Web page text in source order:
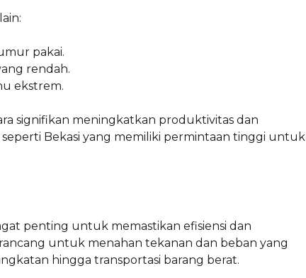
pakai.
rendah.
ekstrem.
signifikan meningkatkan produktivitas dan
Bekasi yang memiliki permintaan tinggi untuk
penting untuk memastikan efisiensi dan
untuk menahan tekanan dan beban yang
hingga transportasi barang berat.